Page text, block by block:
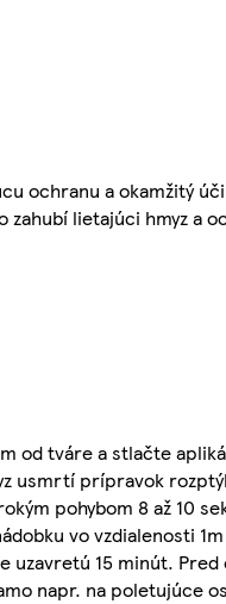
ochranu a okamžitý
lietajúci hmyz a
od tváre a stlačte
usmrtí prípravok
pohybom 8 až 10
vo vzdialenosti
15 minút.
napr. na poletujúce